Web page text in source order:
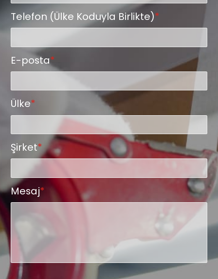
Telefon (Ülke Koduyla Birlikte)*
E-posta*
Ülke*
Şirket*
Mesaj*